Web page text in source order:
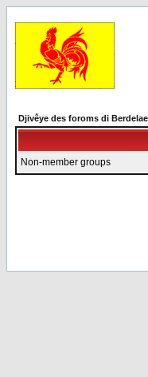
Djivêye des foroms di
Non-member groups